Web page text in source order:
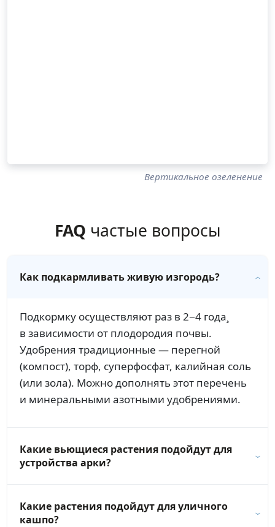
Вертикальное озеленение
FAQ частые вопросы
Как подкармливать живую изгородь?
Подкормку осуществляют раз в 2−4 года¸
в зависимости от плодородия почвы.
Удобрения традиционные — перегной
(компост), торф, суперфосфат, калийная соль
(или зола). Можно дополнять этот перечень
и минеральными азотными удобрениями.
Какие вьющиеся растения подойдут для
устройства арки?
Какие растения подойдут для уличного
кашпо?